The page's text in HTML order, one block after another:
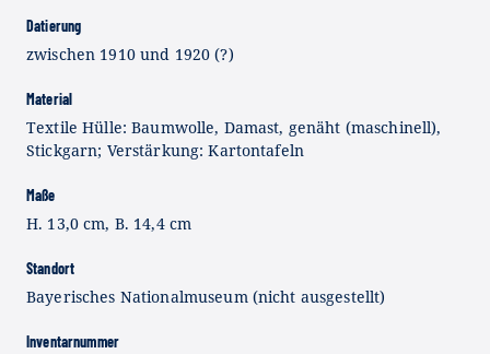
Datierung
zwischen 1910 und 1920 (?)
Material
Textile Hülle: Baumwolle, Damast, genäht (maschinell),
Stickgarn; Verstärkung: Kartontafeln
Maße
H. 13,0 cm, B. 14,4 cm
Standort
Bayerisches Nationalmuseum (nicht ausgestellt)
Inventarnummer